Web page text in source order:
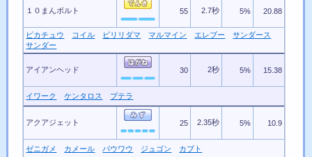
１０まんボルト 55 2.7秒 5% 20.88
ピカチュウ コイル ビリリダマ マルマイン エレブー
サンダース
サンダー
アイアンヘッド 30 2秒 5% 15.38
イワーク ケンタロス プテラ
アクアジェット 25 2.35秒 5% 10.9
ゼニガメ カメール パウワウ ジュゴン カブト